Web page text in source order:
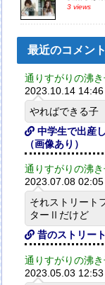
3 views
最近のコメント
通りすがりの沸
2023.10.14 14:46
やればできる子
中学生で出産
（画像あり）
通りすがりの沸
2023.07.08 02:05
それストリート
ターⅡだけど
昔のストリー
通りすがりの沸
2023.05.03 12:53